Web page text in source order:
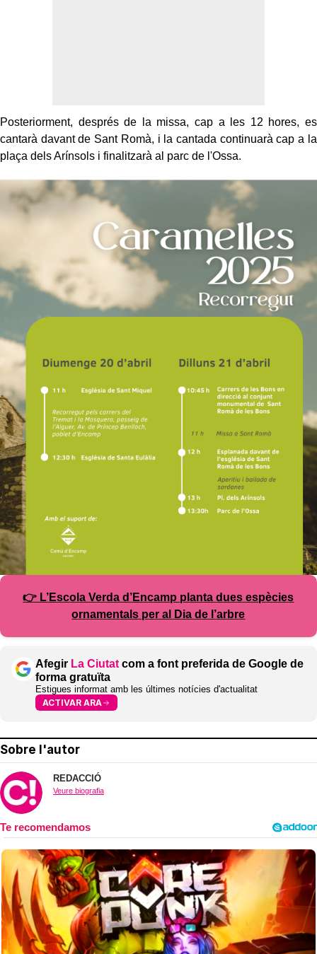
Posteriorment, després de la missa, cap a les 12 hores, es
cantarà davant de Sant Romà, i la cantada continuarà cap a la
plaça dels Arínsols i finalitzarà al parc de l'Ossa.
👉 L’Escola Verda d’Encamp planta dues espècies
ornamentals per al Dia de l’arbre
Afegir La Ciutat com a font preferida de Google de
forma gratuïta
Estigues informat amb les últimes notícies d'actualitat
ACTIVAR ARA
Sobre l'autor
REDACCIÓ
Veure biografia